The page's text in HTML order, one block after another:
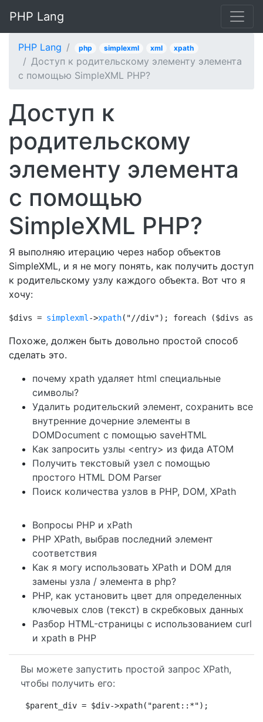
PHP Lang
PHP Lang php simplexml xml xpath
Доступ к родительскому элементу элемента
с помощью SimpleXML PHP?
Доступ к
родительскому
элементу элемента
с помощью
SimpleXML PHP?
Я выполняю итерацию через набор объектов
SimpleXML, и я не могу понять, как получить доступ
к родительскому узлу каждого объекта. Вот что я
хочу:
$divs = simplexml ->xpath("//div"); foreach ($divs as
Похоже, должен быть довольно простой способ
сделать это.
почему xpath удаляет html специальные
символы?
Удалить родительский элемент, сохранить все
внутренние дочерние элементы в
DOMDocument с помощью saveHTML
Как запросить узлы <entry> из фида ATOM
Получить текстовый узел с помощью
простого HTML DOM Parser
Поиск количества узлов в PHP, DOM, XPath
Вопросы PHP и xPath
PHP XPath, выбрав последний элемент
соответствия
Как я могу использовать XPath и DOM для
замены узла / элемента в php?
PHP, как установить цвет для определенных
ключевых слов (текст) в скребковых данных
Разбор HTML-страницы с использованием curl
и xpath в PHP
Вы можете запустить простой запрос XPath,
чтобы получить его:
$parent_div = $div->xpath("parent::*");